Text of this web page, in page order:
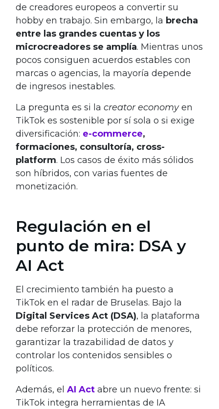
de creadores europeos a convertir su
hobby en trabajo. Sin embargo, la brecha
entre las grandes cuentas y los
microcreadores se amplía. Mientras unos
pocos consiguen acuerdos estables con
marcas o agencias, la mayoría depende
de ingresos inestables.
La pregunta es si la creator economyen
TikTok es sostenible por sí sola o si exige
diversificación: e-commerce,
formaciones, consultoría, cross-
platform. Los casos de éxito más sólidos
son híbridos, con varias fuentes de
monetización.
Regulación en el
punto de mira: DSA y
AI Act
El crecimiento también ha puesto a
TikTok en el radar de Bruselas. Bajo la
Digital Services Act (DSA), la plataforma
debe reforzar la protección de menores,
garantizar la trazabilidad de datos y
controlar los contenidos sensibles o
políticos.
Además, el AI Act abre un nuevo frente: si
TikTok integra herramientas de IA